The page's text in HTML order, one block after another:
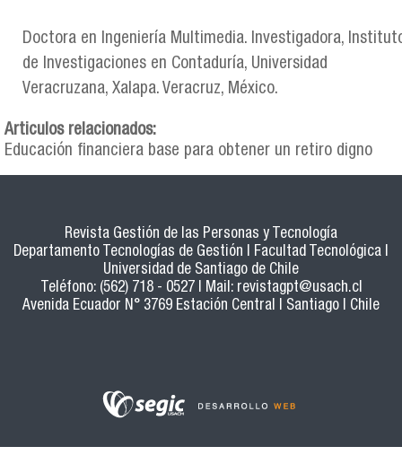
Doctora en Ingeniería Multimedia. Investigadora,
de Investigaciones en Contaduría, Universidad
Veracruzana, Xalapa. Veracruz, México.
Articulos relacionados:
Educación financiera base para obtener un retiro digno
Revista Gestión de las Personas y Tecnología
Departamento Tecnologías de Gestión | Facultad Tecnológica |
Universidad de Santiago de Chile
Teléfono: (562) 718 - 0527 | Mail: revistagpt@usach.cl
Avenida Ecuador N° 3769 Estación Central | Santiago | Chile